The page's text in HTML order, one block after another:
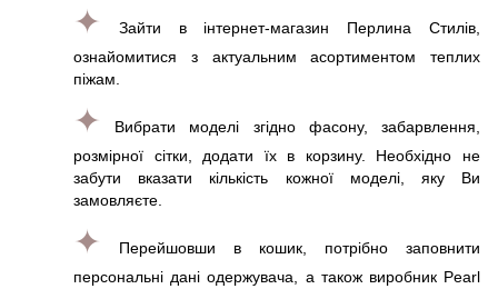
✦
Зайти в інтернет-магазин Перлина Стилів,
ознайомитися з актуальним асортиментом теплих
піжам.
✦
Вибрати моделі згідно фасону, забарвлення,
розмірної сітки, додати їх в корзину. Необхідно не
забути вказати кількість кожної моделі, яку Ви
замовляєте.
✦
Перейшовши в кошик, потрібно заповнити
персональні дані одержувача, а також виробник Pearl